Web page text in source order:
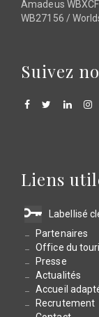
Amadeus
WB27156 /
Suivez
Liens
Labellisé
Partenaires
Office du
Presse
Actualités
Accueil
Recrutement